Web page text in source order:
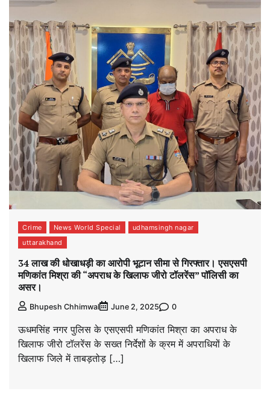
Crime News World Special
udhamsingh nagar
uttarakhand
34 लाख की धोखाधड़ी का आरोपी भूटान सीमा से गिरफ्तार। एसएसपी
मणिकांत मिश्रा की “अपराध के खिलाफ जीरो टॉलरेंस” पॉलिसी का
असर।
Bhupesh Chhimwal June 2, 2025 0
ऊधमसिंह नगर पुलिस के एसएसपी मणिकांत मिश्रा का अपराध के
खिलाफ जीरो टॉलरेंस के सख्त निर्देशों के क्रम में अपराधियों के
खिलाफ जिले में ताबड़तोड़ […]